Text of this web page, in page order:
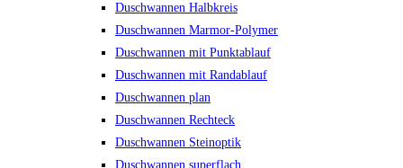
Duschwannen Halbkreis
Duschwannen Marmor-Polymer
Duschwannen mit Punktablauf
Duschwannen mit Randablauf
Duschwannen plan
Duschwannen Rechteck
Duschwannen Steinoptik
Duschwannen superflach